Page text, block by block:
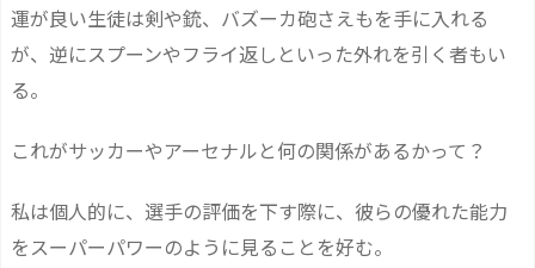
運が良い生徒は剣や銃、バズーカ砲さえもを手に入れる
が、逆にスプーンやフライ返しといった外れを引く者もい
る。
これがサッカーやアーセナルと何の関係があるかって？
私は個人的に、選手の評価を下す際に、彼らの優れた能力
をスーパーパワーのように見ることを好む。